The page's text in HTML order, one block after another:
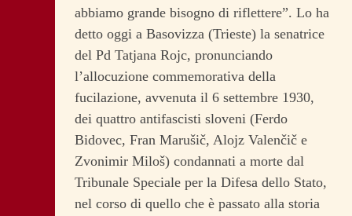
abbiamo grande bisogno di riflettere”. Lo ha
detto oggi a Basovizza (Trieste) la senatrice
del Pd Tatjana Rojc, pronunciando
l’allocuzione commemorativa della
fucilazione, avvenuta il 6 settembre 1930,
dei quattro antifascisti sloveni (Ferdo
Bidovec, Fran Marušič, Alojz Valenčič e
Zvonimir Miloš) condannati a morte dal
Tribunale Speciale per la Difesa dello Stato,
nel corso di quello che è passato alla storia